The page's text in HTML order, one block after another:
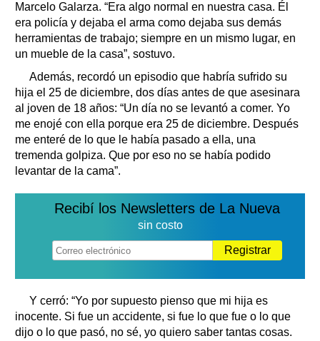
Marcelo Galarza. “Era algo normal en nuestra casa. Él
era policía y dejaba el arma como dejaba sus demás
herramientas de trabajo; siempre en un mismo lugar, en
un mueble de la casa”, sostuvo.
Además, recordó un episodio que habría sufrido su
hija el 25 de diciembre, dos días antes de que asesinara
al joven de 18 años: “Un día no se levantó a comer. Yo
me enojé con ella porque era 25 de diciembre. Después
me enteré de lo que le había pasado a ella, una
tremenda golpiza. Que por eso no se había podido
levantar de la cama”.
Recibí los Newsletters de La Nueva
sin costo
Registrar
Y cerró: “Yo por supuesto pienso que mi hija es
inocente. Si fue un accidente, si fue lo que fue o lo que
dijo o lo que pasó, no sé, yo quiero saber tantas cosas.